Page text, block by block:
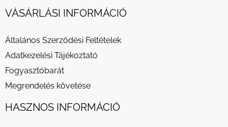
VÁSÁRLÁSI INFORMÁCIÓ
Általános Szerződési Feltételek
Adatkezelési Tájékoztató
Fogyasztóbarát
Megrendelés követése
HASZNOS INFORMÁCIÓ